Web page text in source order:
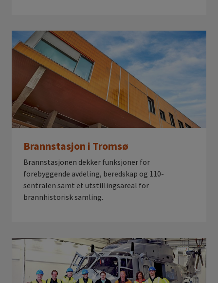
Brannstasjon i Tromsø
Brannstasjonen dekker funksjoner for
forebyggende avdeling, beredskap og 110-
sentralen samt et utstillingsareal for
brannhistorisk samling.